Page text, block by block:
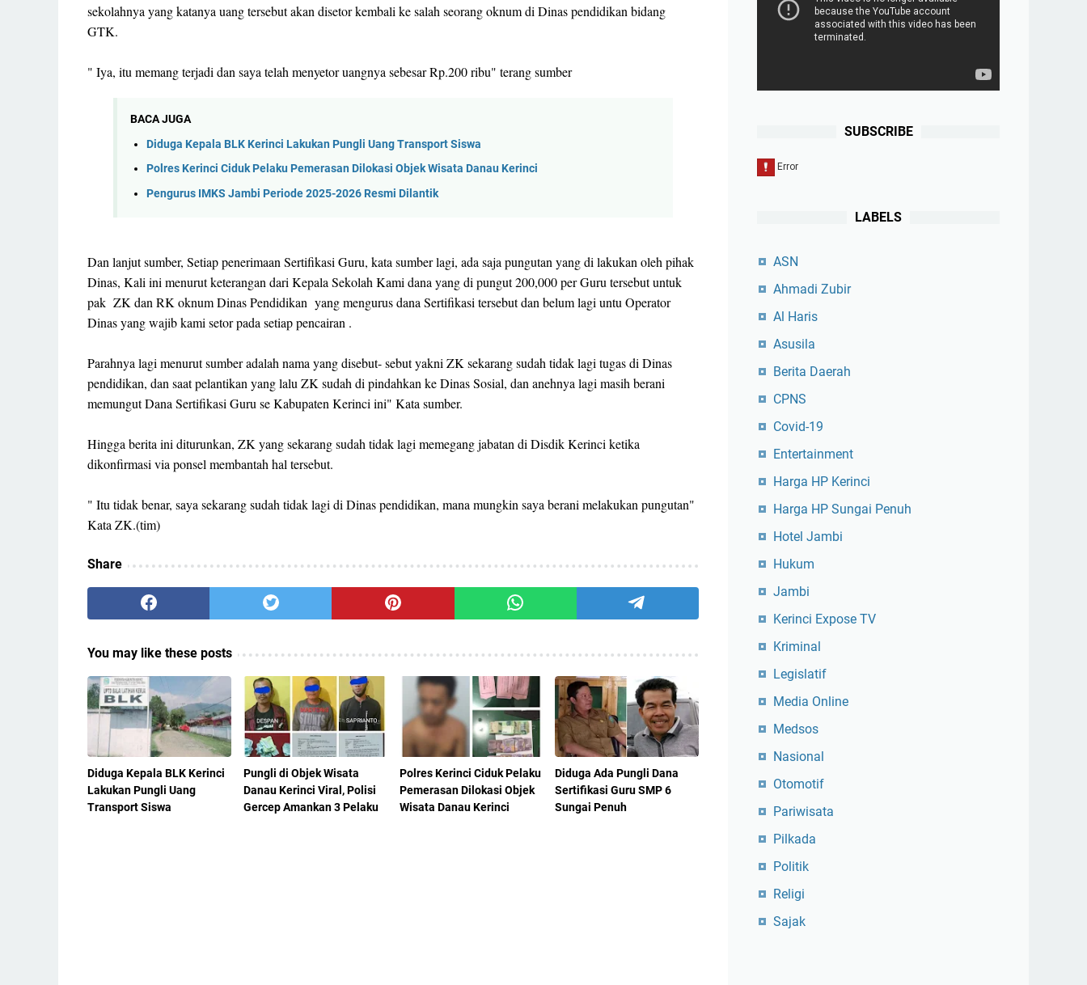
sekolahnya yang katanya uang tersebut akan disetor kembali ke salah seorang oknum di Dinas pendidikan bidang
GTK.
" Iya, itu memang terjadi dan saya telah menyetor uangnya sebesar Rp.200 ribu" terang sumber
BACA JUGA
Diduga Kepala BLK Kerinci Lakukan Pungli Uang Transport Siswa
Polres Kerinci Ciduk Pelaku Pemerasan Dilokasi Objek Wisata Danau Kerinci
Pengurus IMKS Jambi Periode 2025-2026 Resmi Dilantik
Dan lanjut sumber, Setiap penerimaan Sertifikasi Guru, kata sumber lagi, ada saja pungutan yang di lakukan oleh pihak
Dinas, Kali ini menurut keterangan dari Kepala Sekolah Kami dana yang di pungut 200,000 per Guru tersebut untuk
pak ZK dan RK oknum Dinas Pendidikan yang mengurus dana Sertifikasi tersebut dan belum lagi untu Operator
Dinas yang wajib kami setor pada setiap pencairan .
Parahnya lagi menurut sumber adalah nama yang disebut- sebut yakni ZK sekarang sudah tidak lagi tugas di Dinas
pendidikan, dan saat pelantikan yang lalu ZK sudah di pindahkan ke Dinas Sosial, dan anehnya lagi masih berani
memungut Dana Sertifikasi Guru se Kabupaten Kerinci ini" Kata sumber.
Hingga berita ini diturunkan, ZK yang sekarang sudah tidak lagi memegang jabatan di Disdik Kerinci ketika
dikonfirmasi via ponsel membantah hal tersebut.
" Itu tidak benar, saya sekarang sudah tidak lagi di Dinas pendidikan, mana mungkin saya berani melakukan pungutan"
Kata ZK.(tim)
Share
You may like these posts
Diduga Kepala BLK Kerinci
Lakukan Pungli Uang
Transport Siswa
Pungli di Objek Wisata
Danau Kerinci Viral, Polisi
Gercep Amankan 3 Pelaku
Polres Kerinci Ciduk Pelaku
Pemerasan Dilokasi Objek
Wisata Danau Kerinci
Diduga Ada Pungli Dana
Sertifikasi Guru SMP 6
Sungai Penuh
SUBSCRIBE
LABELS
ASN
Ahmadi Zubir
Al Haris
Asusila
Berita Daerah
CPNS
Covid-19
Entertainment
Harga HP Kerinci
Harga HP Sungai Penuh
Hotel Jambi
Hukum
Jambi
Kerinci Expose TV
Kriminal
Legislatif
Media Online
Medsos
Nasional
Otomotif
Pariwisata
Pilkada
Politik
Religi
Sajak